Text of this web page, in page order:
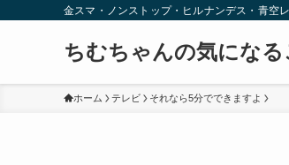
金スマ・ノンストップ・ヒルナンデス・青空
ちむちゃんの気になる
ホーム テレビ それなら5分でできますよ